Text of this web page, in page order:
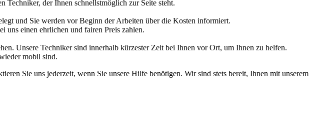
Techniker, der Ihnen schnellstmöglich zur Seite steht.
und Sie werden vor Beginn der Arbeiten über die Kosten informiert.
uns einen ehrlichen und fairen Preis zahlen.
Unsere Techniker sind innerhalb kürzester Zeit bei Ihnen vor Ort, um Ihnen zu helfen.
mobil sind.
Sie uns jederzeit, wenn Sie unsere Hilfe benötigen. Wir sind stets bereit, Ihnen mit unserem